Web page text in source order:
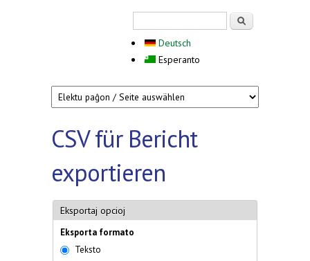
Deutsch
Esperanto
CSV für Bericht
exportieren
Eksportaj opcioj
Eksporta formato
Teksto